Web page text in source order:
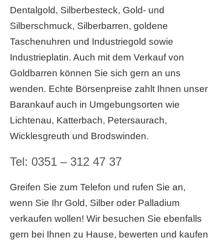
Dentalgold, Silberbesteck, Gold- und
Silberschmuck, Silberbarren, goldene
Taschenuhren und Industriegold sowie
Industrieplatin. Auch mit dem Verkauf von
Goldbarren können Sie sich gern an uns
wenden. Echte Börsenpreise zahlt Ihnen unser
Barankauf auch in Umgebungsorten wie
Lichtenau, Katterbach, Petersaurach,
Wicklesgreuth und Brodswinden.
Tel: 0351 – 312 47 37
Greifen Sie zum Telefon und rufen Sie an,
wenn Sie Ihr Gold, Silber oder Palladium
verkaufen wollen! Wir besuchen Sie ebenfalls
gern bei Ihnen zu Hause, bewerten und kaufen